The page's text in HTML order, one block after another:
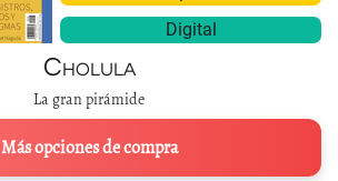
Digital
Cholula
La gran pirámide
Más opciones de compra